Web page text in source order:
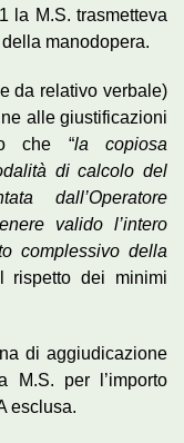
la M.S. trasmetteva
manodopera.
da relativo verbale)
alle giustificazioni
che “la copiosa
di calcolo del
dall’Operatore
valido l’intero
complessivo della
rispetto dei minimi
di aggiudicazione
M.S. per l’importo
esclusa.